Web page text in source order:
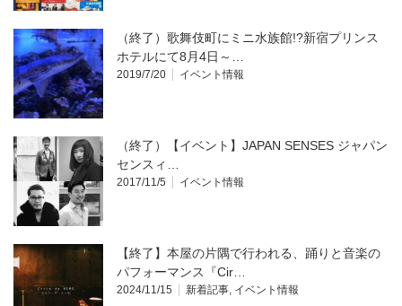
（終了）歌舞伎町にミニ水族館!?新宿プリンス
ホテルにて8月4日～…
2019/7/20 イベント情報
（終了）【イベント】JAPAN SENSES ジャパン
センスィ…
2017/11/5 イベント情報
【終了】本屋の片隅で行われる、踊りと音楽の
パフォーマンス『Cir…
2024/11/15 新着記事 イベント情報